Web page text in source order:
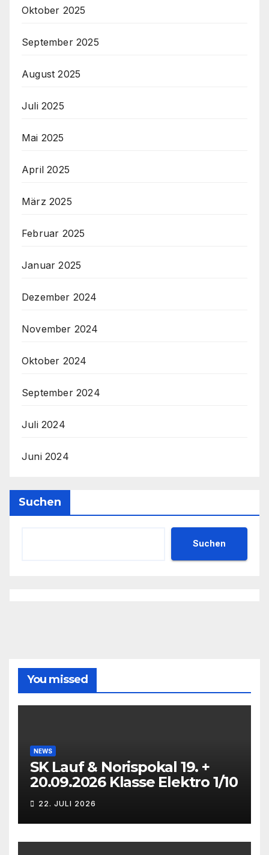
Oktober 2025
September 2025
August 2025
Juli 2025
Mai 2025
April 2025
März 2025
Februar 2025
Januar 2025
Dezember 2024
November 2024
Oktober 2024
September 2024
Juli 2024
Juni 2024
Suchen
Suchen
You missed
NEWS
SK Lauf & Norispokal 19. +
20.09.2026 Klasse Elektro 1/10
22. JULI 2026